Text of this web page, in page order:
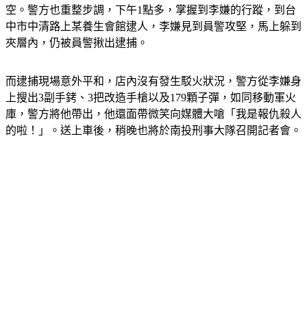
空。警方也重整步調，下午1點多，掌握到李嫌的行蹤，到台
中市中清路上某養生會館逮人，李嫌見到員警攻堅，馬上躲到
夾層內，仍被員警揪出逮捕。
而逮捕現場意外平和，店內沒有發生駁火狀況，警方從李嫌身
上搜出3副手銬、3把改造手槍以及179顆子彈，如同移動軍火
庫，警方將他帶出，他還面帶微笑向媒體大嗆「我是報仇殺人
的啦！」。送上車後，稍晚也將於南投刑事大隊召開記者會。